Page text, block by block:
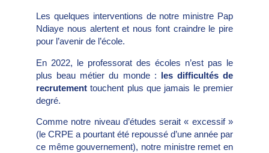
Les quelques interventions de notre ministre Pap
Ndiaye nous alertent et nous font craindre le pire
pour l’avenir de l’école.
En 2022, le professorat des écoles n’est pas le
plus beau métier du monde : les difficultés de
recrutement touchent plus que jamais le premier
degré.
Comme notre niveau d’études serait « excessif »
(le CRPE a pourtant été repoussé d’une année par
ce même gouvernement), notre ministre remet en